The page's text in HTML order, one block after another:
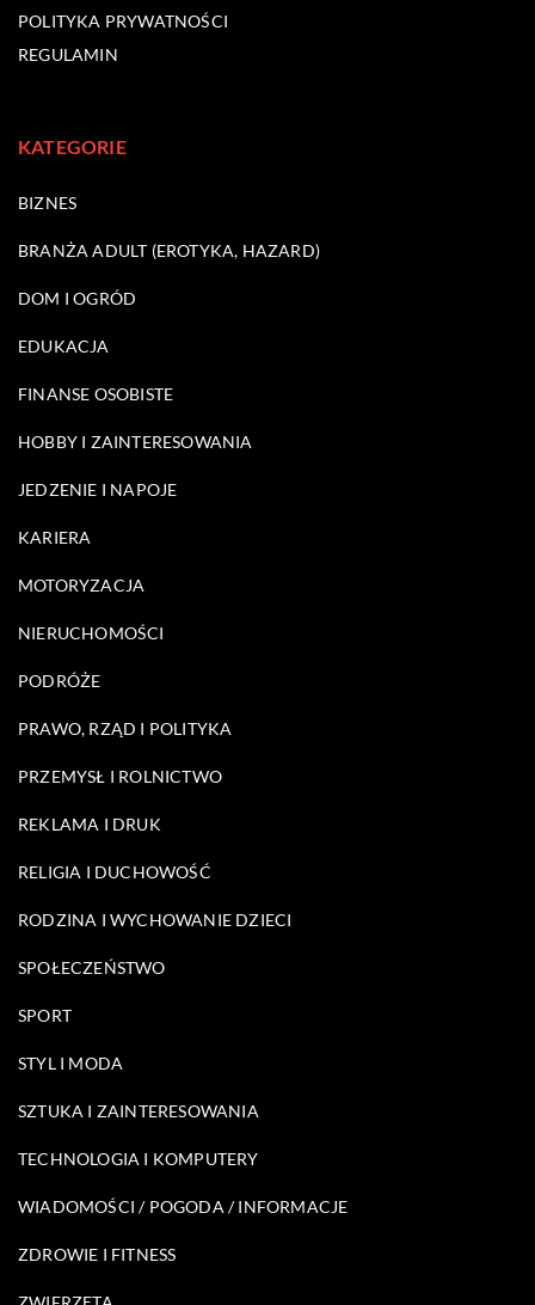
POLITYKA PRYWATNOŚCI
REGULAMIN
KATEGORIE
BIZNES
BRANŻA ADULT (EROTYKA, HAZARD)
DOM I OGRÓD
EDUKACJA
FINANSE OSOBISTE
HOBBY I ZAINTERESOWANIA
JEDZENIE I NAPOJE
KARIERA
MOTORYZACJA
NIERUCHOMOŚCI
PODRÓŻE
PRAWO, RZĄD I POLITYKA
PRZEMYSŁ I ROLNICTWO
REKLAMA I DRUK
RELIGIA I DUCHOWOŚĆ
RODZINA I WYCHOWANIE DZIECI
SPOŁECZEŃSTWO
SPORT
STYL I MODA
SZTUKA I ZAINTERESOWANIA
TECHNOLOGIA I KOMPUTERY
WIADOMOŚCI / POGODA / INFORMACJE
ZDROWIE I FITNESS